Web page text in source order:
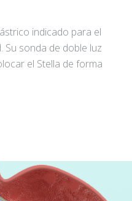
indicado para el
Su sonda de doble luz
el Stella de forma